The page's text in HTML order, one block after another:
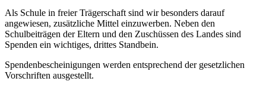
Als Schule in freier Trägerschaft sind wir besonders darauf
angewiesen, zusätzliche Mittel einzuwerben. Neben den
Schulbeiträgen der Eltern und den Zuschüssen des Landes sind
Spenden ein wichtiges, drittes Standbein.
Spendenbescheinigungen werden entsprechend der gesetzlichen
Vorschriften ausgestellt.